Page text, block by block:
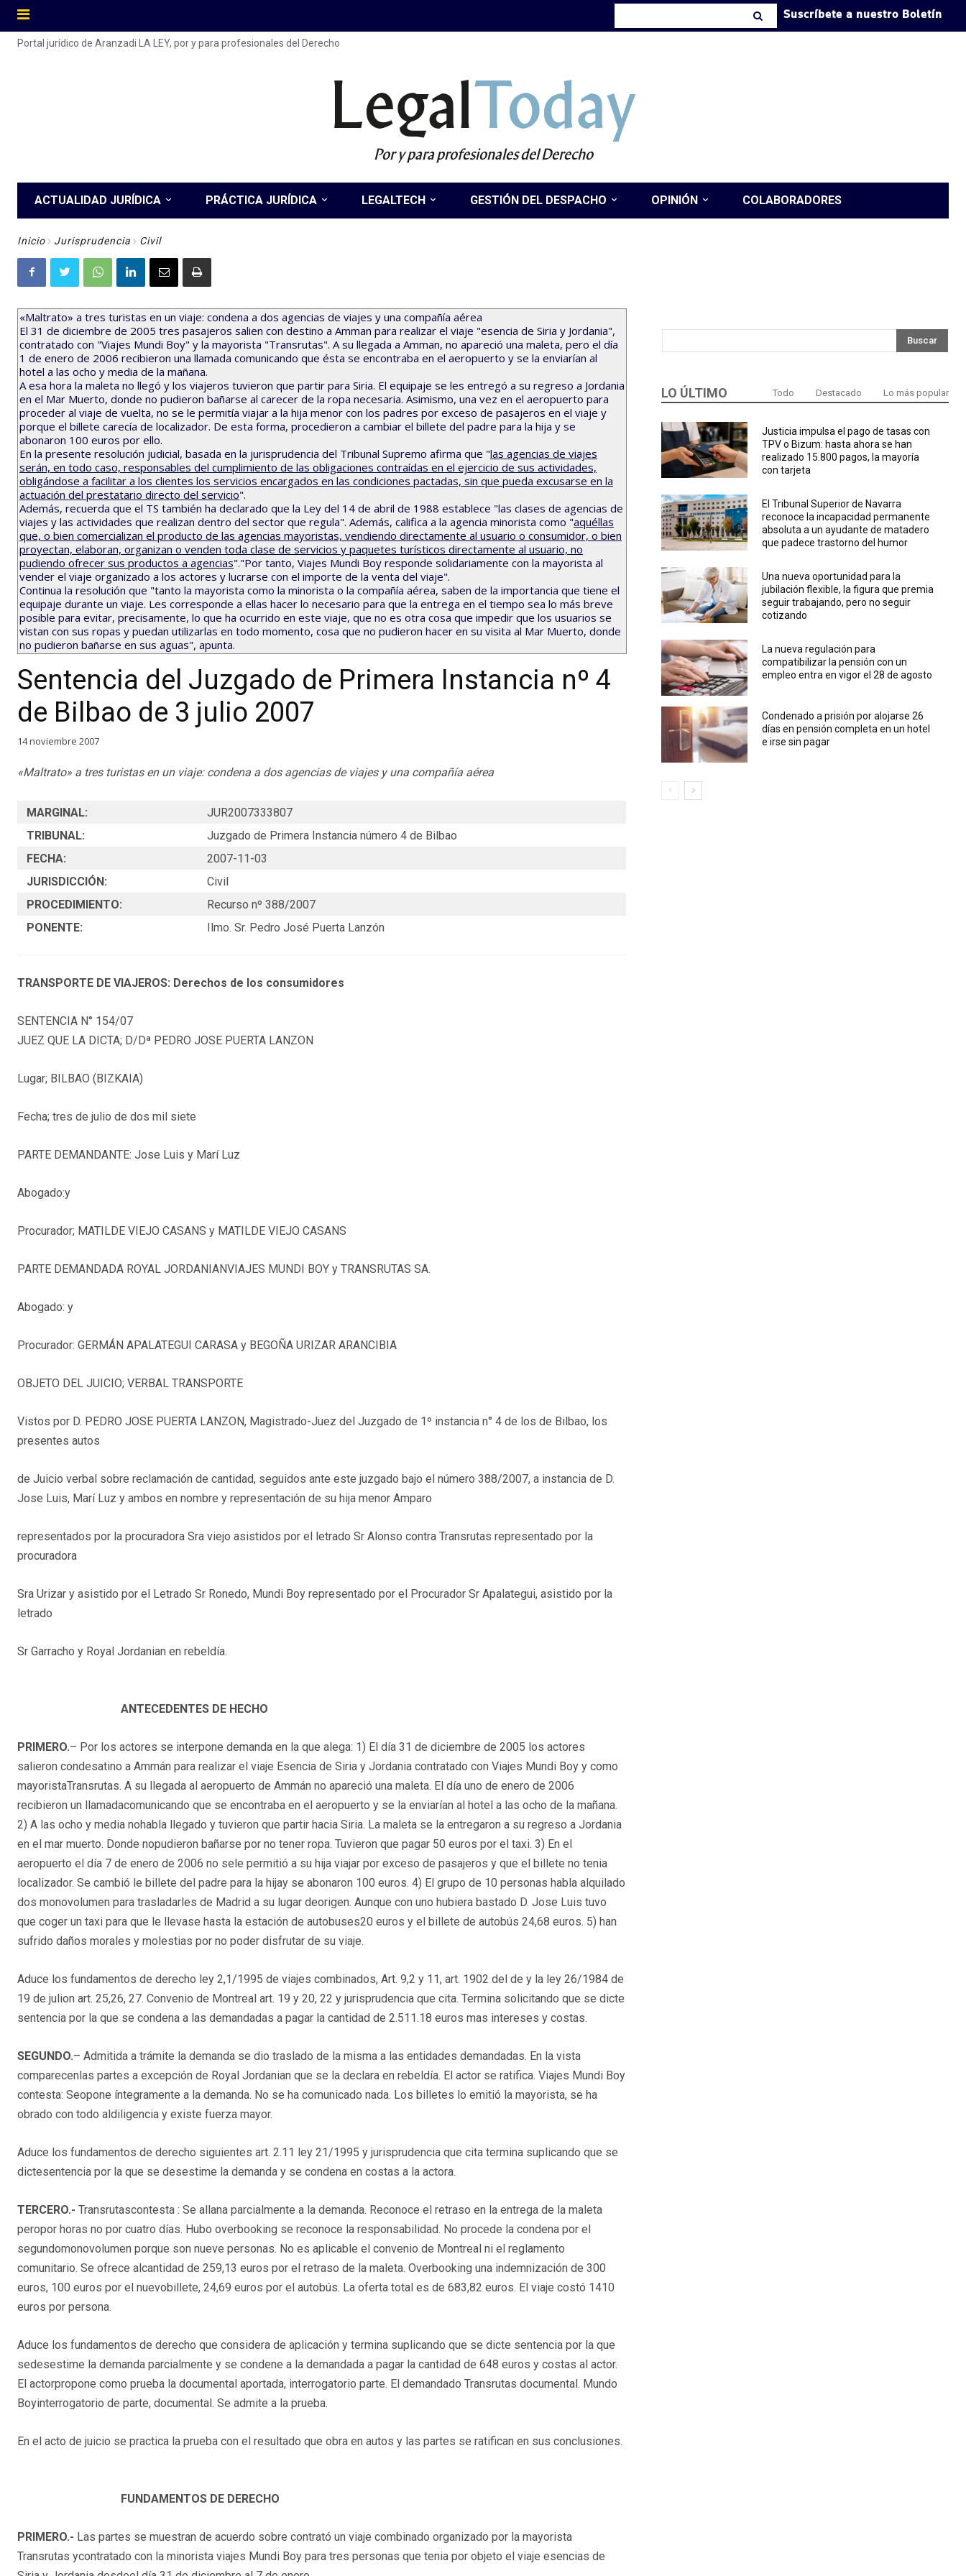
Suscríbete a nuestro Boletín
Portal jurídico de Aranzadi LA LEY, por y para profesionales del Derecho
LegalToday
Por y para profesionales del Derecho
ACTUALIDAD JURÍDICA PRÁCTICA JURÍDICA LEGALTECH GESTIÓN DEL DESPACHO OPINIÓN COLABORADORES
Inicio Jurisprudencia Civil
«Maltrato» a tres turistas en un viaje: condena a dos agencias de viajes y una compañía aérea
El 31 de diciembre de 2005 tres pasajeros salien con destino a Amman para realizar el viaje "esencia de Siria y Jordania",
contratado con "Viajes Mundi Boy" y la mayorista "Transrutas". A su llegada a Amman, no apareció una maleta, pero el día
1 de enero de 2006 recibieron una llamada comunicando que ésta se encontraba en el aeropuerto y se la enviarían al
hotel a las ocho y media de la mañana.
A esa hora la maleta no llegó y los viajeros tuvieron que partir para Siria. El equipaje se les entregó a su regreso a Jordania
en el Mar Muerto, donde no pudieron bañarse al carecer de la ropa necesaria. Asimismo, una vez en el aeropuerto para
proceder al viaje de vuelta, no se le permitía viajar a la hija menor con los padres por exceso de pasajeros en el viaje y
porque el billete carecía de localizador. De esta forma, procedieron a cambiar el billete del padre para la hija y se
abonaron 100 euros por ello.
En la presente resolución judicial, basada en la jurisprudencia del Tribunal Supremo afirma que "las agencias de viajes
serán, en todo caso, responsables del cumplimiento de las obligaciones contraídas en el ejercicio de sus actividades,
obligándose a facilitar a los clientes los servicios encargados en las condiciones pactadas, sin que pueda excusarse en la
actuación del prestatario directo del servicio".
Además, recuerda que el TS también ha declarado que la Ley del 14 de abril de 1988 establece "las clases de agencias de
viajes y las actividades que realizan dentro del sector que regula". Además, califica a la agencia minorista como "aquéllas
que, o bien comercializan el producto de las agencias mayoristas, vendiendo directamente al usuario o consumidor, o bien
proyectan, elaboran, organizan o venden toda clase de servicios y paquetes turísticos directamente al usuario, no
pudiendo ofrecer sus productos a agencias"."Por tanto, Viajes Mundi Boy responde solidariamente con la mayorista al
vender el viaje organizado a los actores y lucrarse con el importe de la venta del viaje".
Continua la resolución que "tanto la mayorista como la minorista o la compañía aérea, saben de la importancia que tiene el
equipaje durante un viaje. Les corresponde a ellas hacer lo necesario para que la entrega en el tiempo sea lo más breve
posible para evitar, precisamente, lo que ha ocurrido en este viaje, que no es otra cosa que impedir que los usuarios se
vistan con sus ropas y puedan utilizarlas en todo momento, cosa que no pudieron hacer en su visita al Mar Muerto, donde
no pudieron bañarse en sus aguas", apunta.
Sentencia del Juzgado de Primera Instancia nº 4
de Bilbao de 3 julio 2007
14 noviembre 2007
«Maltrato» a tres turistas en un viaje: condena a dos agencias de viajes y una compañía aérea
MARGINAL:
JUR2007333807
TRIBUNAL:
Juzgado de Primera Instancia número 4 de Bilbao
FECHA:
2007-11-03
JURISDICCIÓN:
Civil
PROCEDIMIENTO:
Recurso nº 388/2007
PONENTE:
Ilmo. Sr. Pedro José Puerta Lanzón
TRANSPORTE DE VIAJEROS: Derechos de los consumidores
SENTENCIA N° 154/07
JUEZ QUE LA DICTA; D/Dª PEDRO JOSE PUERTA LANZON
Lugar; BILBAO (BIZKAIA)
Fecha; tres de julio de dos mil siete
PARTE DEMANDANTE: Jose Luis y Marí Luz
Abogado:y
Procurador; MATILDE VIEJO CASANS y MATILDE VIEJO CASANS
PARTE DEMANDADA ROYAL JORDANIANVIAJES MUNDI BOY y TRANSRUTAS SA.
Abogado: y
Procurador: GERMÁN APALATEGUI CARASA y BEGOÑA URIZAR ARANCIBIA
OBJETO DEL JUICIO; VERBAL TRANSPORTE
Vistos por D. PEDRO JOSE PUERTA LANZON, Magistrado-Juez del Juzgado de 1º instancia n° 4 de los de Bilbao, los
presentes autos
de Juicio verbal sobre reclamación de cantidad, seguidos ante este juzgado bajo el número 388/2007, a instancia de D.
Jose Luis, Marí Luz y ambos en nombre y representación de su hija menor Amparo
representados por la procuradora Sra viejo asistidos por el letrado Sr Alonso contra Transrutas representado por la
procuradora
Sra Urizar y asistido por el Letrado Sr Ronedo, Mundi Boy representado por el Procurador Sr Apalategui, asistido por la
letrado
Sr Garracho y Royal Jordanian en rebeldía.
ANTECEDENTES DE HECHO
PRIMERO.– Por los actores se interpone demanda en la que alega: 1) El día 31 de diciembre de 2005 los actores
salieron condesatino a Ammán para realizar el viaje Esencia de Siria y Jordania contratado con Viajes Mundi Boy y como
mayoristaTransrutas. A su llegada al aeropuerto de Ammán no apareció una maleta. El día uno de enero de 2006
recibieron un llamadacomunicando que se encontraba en el aeropuerto y se la enviarían al hotel a las ocho de la mañana.
2) A las ocho y media nohabla llegado y tuvieron que partir hacia Siria. La maleta se la entregaron a su regreso a Jordania
en el mar muerto. Donde nopudieron bañarse por no tener ropa. Tuvieron que pagar 50 euros por el taxi. 3) En el
aeropuerto el día 7 de enero de 2006 no sele permitió a su hija viajar por exceso de pasajeros y que el billete no tenia
localizador. Se cambió le billete del padre para la hijay se abonaron 100 euros. 4) El grupo de 10 personas habla alquilado
dos monovolumen para trasladarles de Madrid a su lugar deorigen. Aunque con uno hubiera bastado D. Jose Luis tuvo
que coger un taxi para que le llevase hasta la estación de autobuses20 euros y el billete de autobús 24,68 euros. 5) han
sufrido daños morales y molestias por no poder disfrutar de su viaje.
Aduce los fundamentos de derecho ley 2,1/1995 de viajes combinados, Art. 9,2 y 11, art. 1902 del de y la ley 26/1984 de
19 de julion art. 25,26, 27. Convenio de Montreal art. 19 y 20, 22 y jurisprudencia que cita. Termina solicitando que se dicte
sentencia por la que se condena a las demandadas a pagar la cantidad de 2.511.18 euros mas intereses y costas.
SEGUNDO.– Admitida a trámite la demanda se dio traslado de la misma a las entidades demandadas. En la vista
comparecenlas partes a excepción de Royal Jordanian que se la declara en rebeldía. El actor se ratifica. Viajes Mundi Boy
contesta: Seopone íntegramente a la demanda. No se ha comunicado nada. Los billetes lo emitió la mayorista, se ha
obrado con todo aldiligencia y existe fuerza mayor.
Aduce los fundamentos de derecho siguientes art. 2.11 ley 21/1995 y jurisprudencia que cita termina suplicando que se
dictesentencia por la que se desestime la demanda y se condena en costas a la actora.
TERCERO.- Transrutascontesta : Se allana parcialmente a la demanda. Reconoce el retraso en la entrega de la maleta
peropor horas no por cuatro días. Hubo overbooking se reconoce la responsabilidad. No procede la condena por el
segundomonovolumen porque son nueve personas. No es aplicable el convenio de Montreal ni el reglamento
comunitario. Se ofrece alcantidad de 259,13 euros por el retraso de la maleta. Overbooking una indemnización de 300
euros, 100 euros por el nuevobillete, 24,69 euros por el autobús. La oferta total es de 683,82 euros. El viaje costó 1410
euros por persona.
Aduce los fundamentos de derecho que considera de aplicación y termina suplicando que se dicte sentencia por la que
sedesestime la demanda parcialmente y se condene a la demandada a pagar la cantidad de 648 euros y costas al actor.
El actorpropone como prueba la documental aportada, interrogatorio parte. El demandado Transrutas documental. Mundo
Boyinterrogatorio de parte, documental. Se admite a la prueba.
En el acto de juicio se practica la prueba con el resultado que obra en autos y las partes se ratifican en sus conclusiones.
FUNDAMENTOS DE DERECHO
PRIMERO.- Las partes se muestran de acuerdo sobre contrató un viaje combinado organizado por la mayorista
Transrutas ycontratado con la minorista viajes Mundi Boy para tres personas que tenia por objeto el viaje esencias de
Buscar
LO ÚLTIMO Todo Destacado Lo más popular
Justicia impulsa el pago de tasas con
TPV o Bizum: hasta ahora se han
realizado 15.800 pagos, la mayoría
con tarjeta
El Tribunal Superior de Navarra
reconoce la incapacidad permanente
absoluta a un ayudante de matadero
que padece trastorno del humor
Una nueva oportunidad para la
jubilación flexible, la figura que premia
seguir trabajando, pero no seguir
cotizando
La nueva regulación para
compatibilizar la pensión con un
empleo entra en vigor el 28 de agosto
Condenado a prisión por alojarse 26
días en pensión completa en un hotel
e irse sin pagar